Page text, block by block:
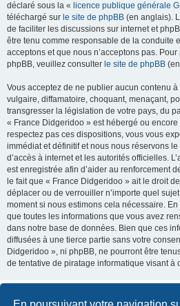
déclaré sous la « licence publique générale
téléchargé sur le site de phpBB (en anglais).
de faciliter les discussions sur internet et
être tenu comme responsable de la conduite
acceptons et que nous n’acceptons pas.
phpBB, veuillez consulter le site de phpBB
Vous acceptez de ne publier aucun contenu
vulgaire, diffamatoire, choquant, menaçant,
transgresser la législation de votre pays, du
« France Didgeridoo » est hébergé ou
respectez pas ces dispositions, vous vous
immédiat et définitif et nous nous réservons
d’accès à internet et les autorités officielles.
est enregistrée afin d’aider au renforcement
le fait que « France Didgeridoo » ait le droit
déplacer ou de verrouiller n’importe quel
moment si nous estimons cela nécessaire.
que toutes les informations que vous avez
dans notre base de données. Bien que ces
diffusées à une tierce partie sans votre
Didgeridoo », ni phpBB, ne pourront être
de tentative de piratage informatique visant à